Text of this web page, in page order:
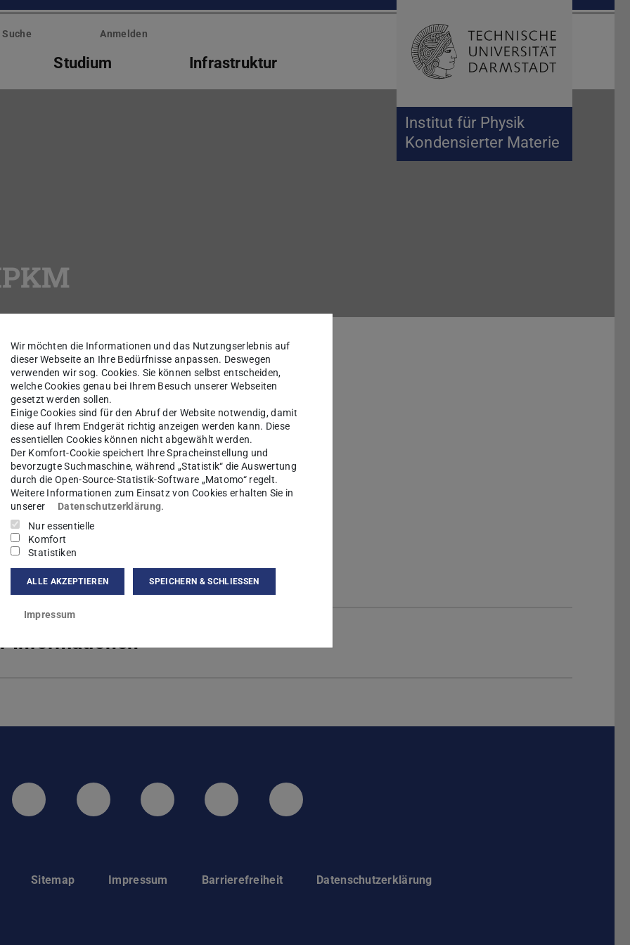
Institut für Physik
Kondensierter Materie
Suche Anmelden
Studium Infrastruktur Suche öffnen
Forschung Mitarbeiter*innen
...
Informationen
LinkedIn-Seite der TU Darmstadt
Instagram-Kanal der TU Darmstadt
Bluesky-Kanal der TU Darmstadt
Facebook-Seite der TU Darmstadt
YouTube-Kanal der TU Darmstadt
Sitemap Impressum Barrierefreiheit Datenschutzerklärung
Wir möchten die Informationen und das Nutzungserlebnis auf
dieser Webseite an Ihre Bedürfnisse anpassen. Deswegen
verwenden wir sog. Cookies. Sie können selbst entscheiden,
welche Cookies genau bei Ihrem Besuch unserer Webseiten
gesetzt werden sollen.
Einige Cookies sind für den Abruf der Website notwendig, damit
diese auf Ihrem Endgerät richtig anzeigen werden kann. Diese
essentiellen Cookies können nicht abgewählt werden.
Der Komfort-Cookie speichert Ihre Spracheinstellung und
bevorzugte Suchmaschine, während „Statistik“ die Auswertung
durch die Open-Source-Statistik-Software „Matomo“ regelt.
Weitere Informationen zum Einsatz von Cookies erhalten Sie in
unserer
Datenschutzerklärung.
Nur essentielle
Komfort
Statistiken
ALLE AKZEPTIEREN SPEICHERN & SCHLIESSEN
Impressum